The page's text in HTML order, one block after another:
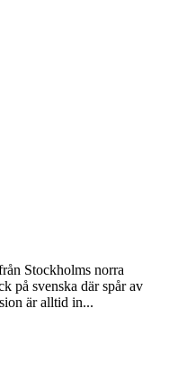
Stockholms norra
på svenska där spår av
är alltid in...